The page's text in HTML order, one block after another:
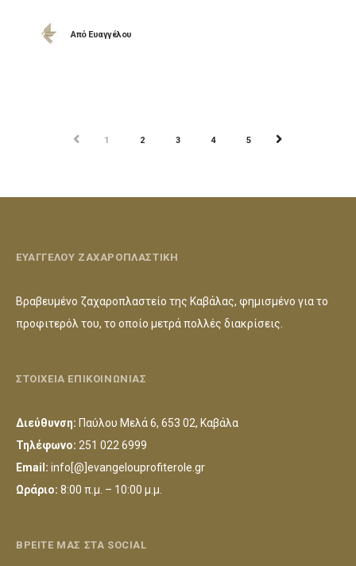
ιδιαίτερης σοκολάτας! Για αυτή την εβδομάδα μιλάμε
ΑπόΕυαγγέλου
ΠΡΟΗΓ
1 2 3 4 5 ΕΠΟΜ
ΕΥΑΓΓΕΛΟΥ ΖΑΧΑΡΟΠΛΑΣΤΙΚΗ
Βραβευμένο ζαχαροπλαστείο της Καβάλας, φημισμένο για το
προφιτερόλ του, το οποίο μετρά πολλές διακρίσεις.
ΣΤΟΙΧΕΙΑ ΕΠΙΚΟΙΝΩΝΙΑΣ
Διεύθυνση: Παύλου Μελά 6, 653 02, Καβάλα
Τηλέφωνο: 251 022 6999
Email: info[@]evangelouprofiterole.gr
Ωράριο: 8:00 π.μ. – 10:00 μ.μ.
ΒΡΕΙΤΕ ΜΑΣ ΣΤΑ SOCIAL